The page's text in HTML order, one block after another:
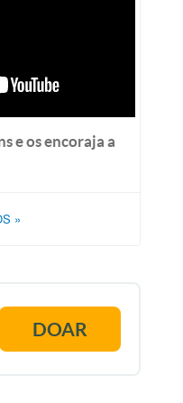
e os encoraja a
»
DOAR